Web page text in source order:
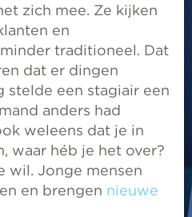
zich mee. Ze kijken
en
traditioneel. Dat
dat er dingen
stelde een stagiair een
anders had
weleens dat je in
waar héb je het over?
wil. Jonge mensen
en brengen nieuwe